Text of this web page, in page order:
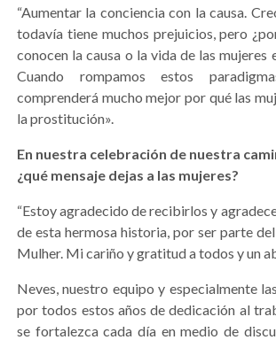
“Aumentar la conciencia con la causa.
todavía tiene muchos prejuicios, pero
conocen la causa o la vida de las mujeres
Cuando rompamos estos
comprenderá mucho mejor por qué las
la prostitución».
En nuestra celebración de nuestra
¿qué mensaje dejas a las mujeres?
“Estoy agradecido de recibirlos y
de esta hermosa historia, por ser parte
Mulher. Mi cariño y gratitud a todos y un
Neves, nuestro equipo y especialmente
por todos estos años de dedicación al
se fortalezca cada día en medio de